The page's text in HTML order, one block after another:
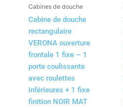
Cabines de douche
Cabine de douche
rectangulaire
VERONA ouverture
frontale 1 fixe – 1
porte coulissante
avec roulettes
inférieures + 1 fixe
finition NOIR MAT